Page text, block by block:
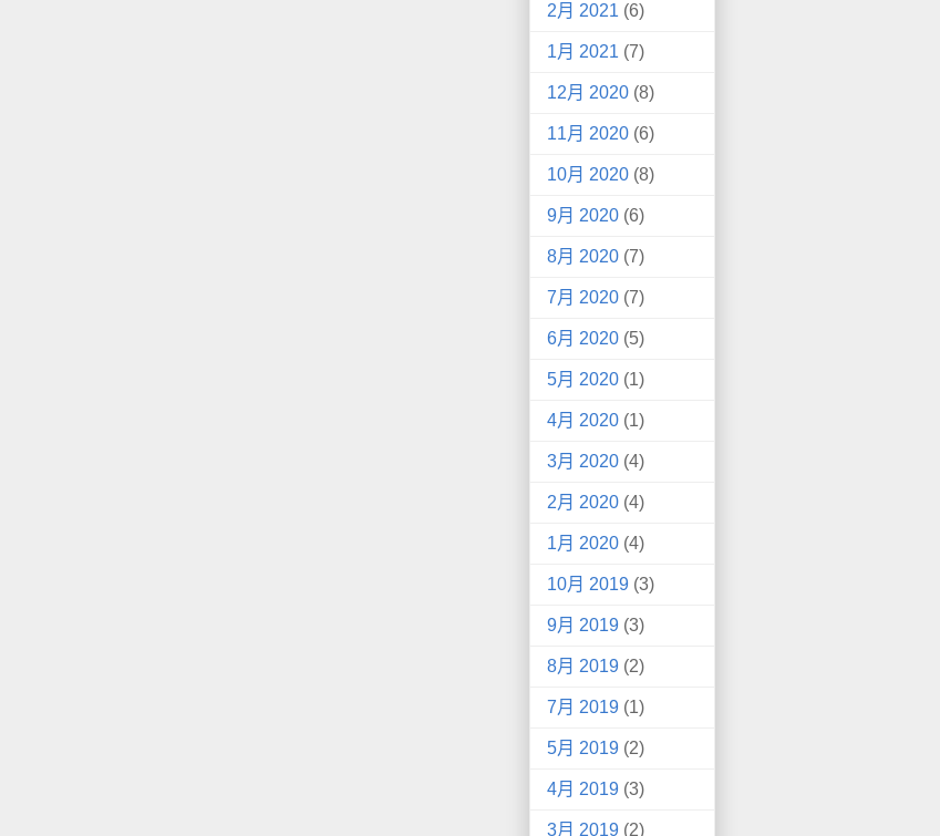
2月 2021 (6)
1月 2021 (7)
12月 2020 (8)
11月 2020 (6)
10月 2020 (8)
9月 2020 (6)
8月 2020 (7)
7月 2020 (7)
6月 2020 (5)
5月 2020 (1)
4月 2020 (1)
3月 2020 (4)
2月 2020 (4)
1月 2020 (4)
10月 2019 (3)
9月 2019 (3)
8月 2019 (2)
7月 2019 (1)
5月 2019 (2)
4月 2019 (3)
3月 2019 (2)